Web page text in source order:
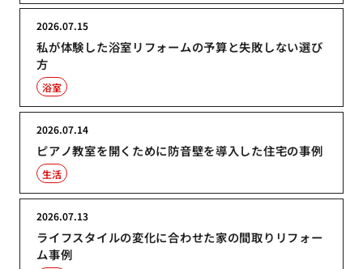
私が体験した浴室リフォームの予算と失敗しない選び
方
2026.07.15
浴室
ピアノ教室を開くために防音壁を導入した住宅の事例
2026.07.14
生活
ライフスタイルの変化に合わせた家の間取りリフォー
ム事例
2026.07.13